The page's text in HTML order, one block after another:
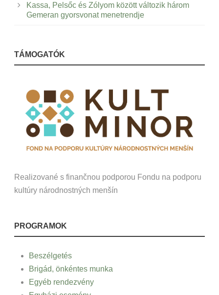
Kassa, Pelsőc és Zólyom között változik három
Gemeran gyorsvonat menetrendje
TÁMOGATÓK
Realizované s finančnou podporou Fondu na podporu
kultúry národnostných menšín
PROGRAMOK
Beszélgetés
Brigád, önkéntes munka
Egyéb rendezvény